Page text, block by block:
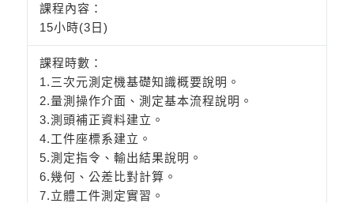
15小時(3日)
1.三次元測定機基礎知識概要說明。
2.量測操作介面、測定基本流程說明。
3.測頭補正資料建立。
4.工件座標系建立。
5.測定指令、輸出結果說明。
6.幾何、公差比對計算。
7.立體工件測定實習。